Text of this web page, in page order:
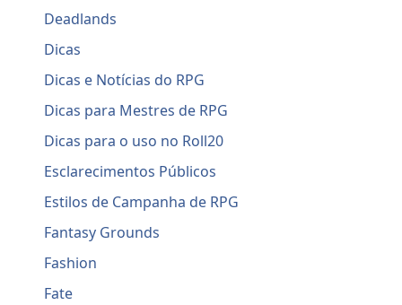
Deadlands
Dicas
Dicas e Notícias do RPG
Dicas para Mestres de RPG
Dicas para o uso no Roll20
Esclarecimentos Públicos
Estilos de Campanha de RPG
Fantasy Grounds
Fashion
Fate